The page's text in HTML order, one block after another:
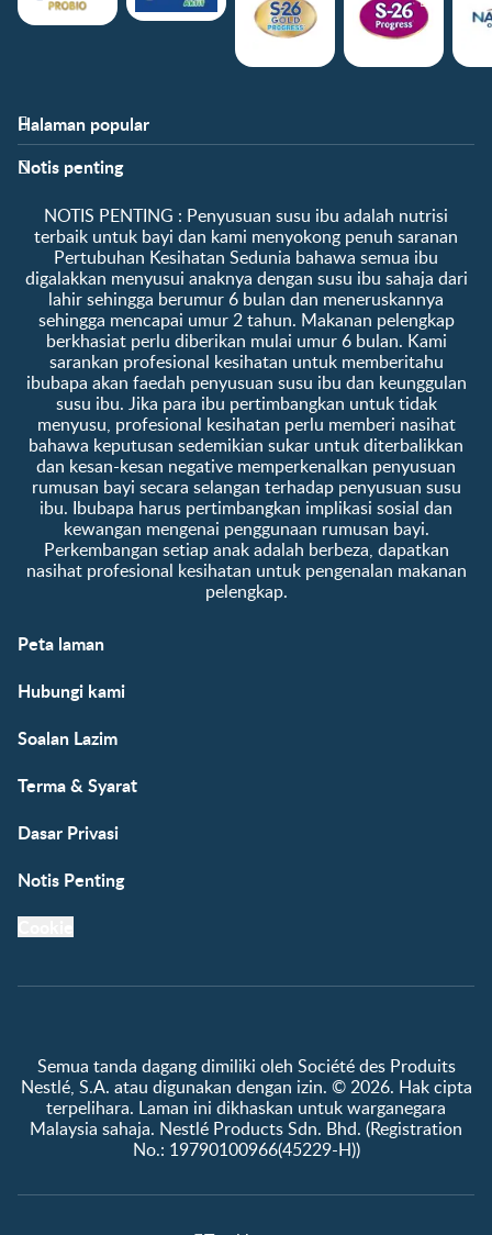
Halaman popular
Bantuan
Soalan Lazim
Hubungi kami
Tentang kami
Info kelab
Ke log masuk / daftar
Sampel percuma
Notis penting
​NOTIS PENTING :​ Penyusuan susu ibu adalah nutrisi
terbaik untuk bayi dan kami menyokong penuh saranan
Pertubuhan Kesihatan Sedunia bahawa semua ibu
digalakkan menyusui anaknya dengan susu ibu sahaja dari
lahir sehingga berumur 6 bulan dan meneruskannya
sehingga mencapai umur 2 tahun. Makanan pelengkap
berkhasiat perlu diberikan mulai umur 6 bulan. Kami
sarankan profesional kesihatan untuk memberitahu
ibubapa akan faedah penyusuan susu ibu dan keunggulan
susu ibu. Jika para ibu pertimbangkan untuk tidak
menyusu, profesional kesihatan perlu memberi nasihat
bahawa keputusan sedemikian sukar untuk diterbalikkan
dan kesan-kesan negative memperkenalkan penyusuan
rumusan bayi secara selangan terhadap penyusuan susu
ibu. Ibubapa harus pertimbangkan implikasi sosial dan
kewangan mengenai penggunaan rumusan bayi.
Perkembangan setiap anak adalah berbeza, dapatkan
nasihat profesional kesihatan untuk pengenalan makanan
pelengkap.
Peta laman
Hubungi kami
Soalan Lazim
Terma & Syarat
Dasar Privasi
Notis Penting
Semua tanda dagang dimiliki oleh Société des Produits
Nestlé, S.A. atau digunakan dengan izin. © 2026. Hak cipta
terpelihara. Laman ini dikhaskan untuk warganegara
Malaysia sahaja. Nestlé Products Sdn. Bhd. (Registration
No.: 19790100966(45229-H))